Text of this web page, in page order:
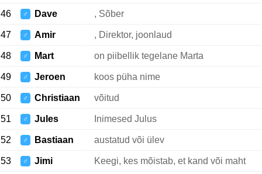
46 ♂ Dave , Sõber
47 ♂ Amir , Direktor, joonlaud
48 ♂ Mart on piibellik tegelane Marta
49 ♂ Jeroen koos püha nime
50 ♂ Christiaan võitud
51 ♂ Jules Inimesed Julus
52 ♂ Bastiaan austatud või ülev
53 ♂ Jimi Keegi, kes mõistab, et kand või maht